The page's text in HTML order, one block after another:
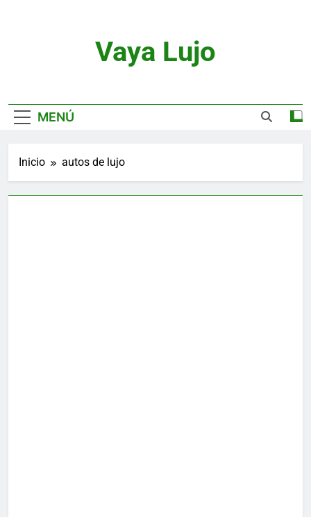
Vaya Lujo
MENÚ
Inicio autos de lujo